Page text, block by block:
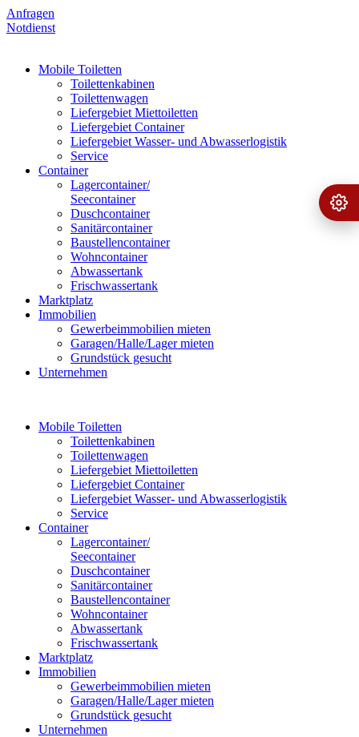
Anfragen
Notdienst
Mobile Toiletten
Toilettenkabinen
Toilettenwagen
Liefergebiet Miettoiletten
Liefergebiet Container
Liefergebiet Wasser- und Abwasserlogistik
Service
Container
Lagercontainer/
Seecontainer
Duschcontainer
Sanitärcontainer
Baustellencontainer
Wohncontainer
Abwassertank
Frischwassertank
Marktplatz
Immobilien
Gewerbeimmobilien mieten
Garagen/Halle/Lager mieten
Grundstück gesucht
Unternehmen
Mobile Toiletten
Toilettenkabinen
Toilettenwagen
Liefergebiet Miettoiletten
Liefergebiet Container
Liefergebiet Wasser- und Abwasserlogistik
Service
Container
Lagercontainer/
Seecontainer
Duschcontainer
Sanitärcontainer
Baustellencontainer
Wohncontainer
Abwassertank
Frischwassertank
Marktplatz
Immobilien
Gewerbeimmobilien mieten
Garagen/Halle/Lager mieten
Grundstück gesucht
Unternehmen
›